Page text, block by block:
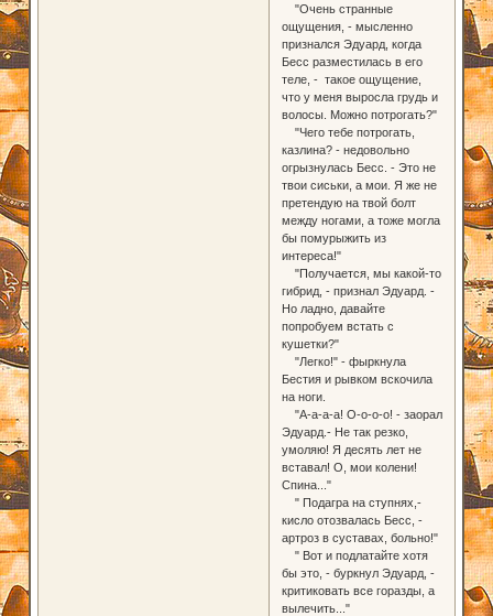
"Очень странные
ощущения, - мысленно
признался Эдуард, когда
Бесс разместилась в его
теле, - такое ощущение,
что у меня выросла грудь и
волосы. Можно потрогать?"
"Чего тебе потрогать,
казлина? - недовольно
огрызнулась Бесс. - Это не
твои сиськи, а мои. Я же не
претендую на твой болт
между ногами, а тоже могла
бы помурыжить из
интереса!"
"Получается, мы какой-то
гибрид, - признал Эдуард. -
Но ладно, давайте
попробуем встать с
кушетки?"
"Легко!" - фыркнула
Бестия и рывком вскочила
на ноги.
"А-а-а-а! О-о-о-о! - заорал
Эдуард.- Не так резко,
умоляю! Я десять лет не
вставал! О, мои колени!
Спина..."
" Подагра на ступнях,-
кисло отозвалась Бесс, -
артроз в суставах, больно!"
" Вот и подлатайте хотя
бы это, - буркнул Эдуард, -
критиковать все горазды, а
вылечить..."